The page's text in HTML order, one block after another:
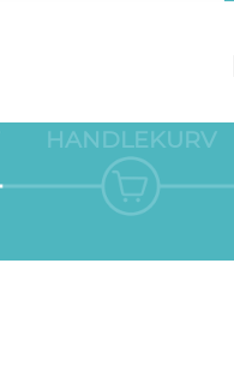
HANDLEKURV